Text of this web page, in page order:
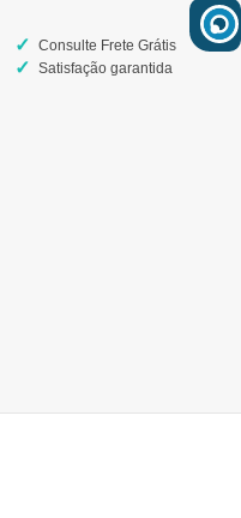
Consulte Frete Grátis
Satisfação garantida